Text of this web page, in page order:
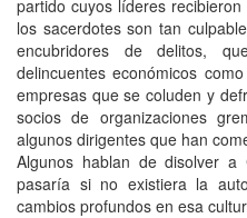
partido cuyos líderes
los sacerdotes son tan
encubridores de delitos,
delincuentes económicos
empresas que se coluden y
socios de organizaciones
algunos dirigentes que han
Algunos hablan de disolver a
pasaría si no existiera la
cambios profundos en esa